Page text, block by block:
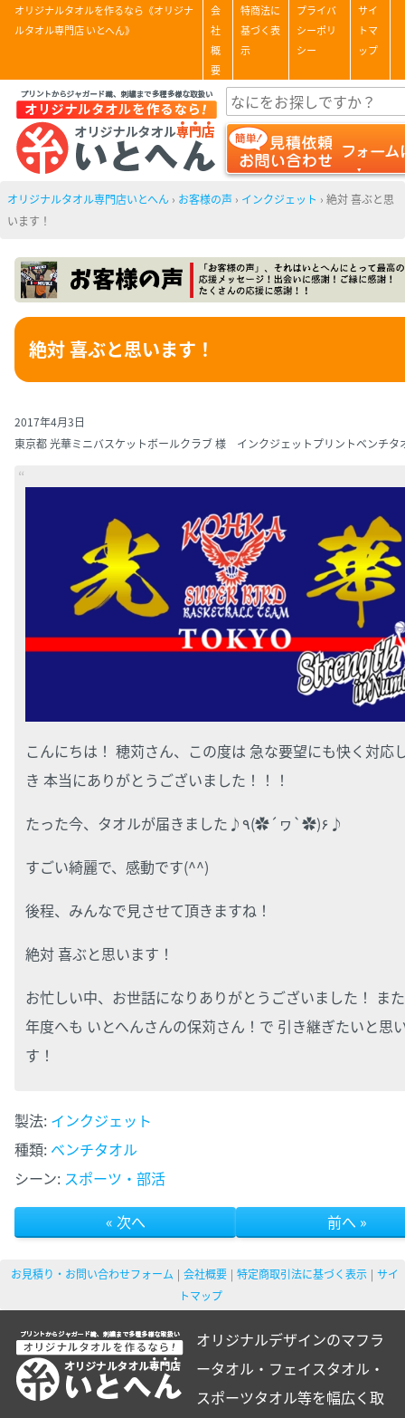
オリジナルタオルを作るなら《オリジナ
ルタオル専門店 いとへん》
会
社
概
要
特商法に
基づく表
示
プライバ
シーポリ
シー
サイ
トマ
ップ
オリジナルタオル専門店いとへん › お客様の声 › インクジェット › 絶対 喜ぶと思
います！
絶対 喜ぶと思います！
2017年4月3日
東京都 光華ミニバスケットボールクラブ 様 インクジェットプリントベンチタ
こんにちは！ 穂苅さん、この度は 急な要望にも快く対応
き 本当にありがとうございました！！！
たった今、タオルが届きました♪٩(✿´ヮ`✿)۶♪
すごい綺麗で、感動です(^^)
後程、みんなで見させて頂きますね！
絶対 喜ぶと思います！
お忙しい中、お世話になりありがとうございました！ ま
年度へも いとへんさんの保苅さん！で 引き継ぎたいと思
す！
製法: インクジェット
種類: ベンチタオル
シーン: スポーツ・部活
« 次へ
前へ »
お見積り・お問い合わせフォーム 会社概要 特定商取引法に基づく表示
サイ
トマップ
オリジナルデザインのマフラ
ータオル・フェイスタオル・
スポーツタオル等を幅広く取